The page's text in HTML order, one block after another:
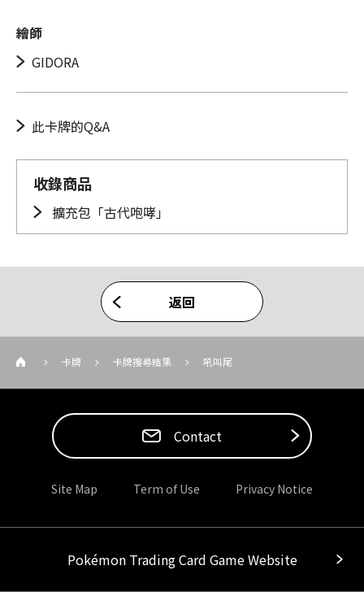
繪師
GIDORA
此卡牌的Q&A
收錄商品
擴充包「古代咆哮」
返回
卡牌 卡牌搜尋結果 吼叫尾
Contact
Site Map Term of Use Privacy Notice
Pokémon Trading Card Game Website